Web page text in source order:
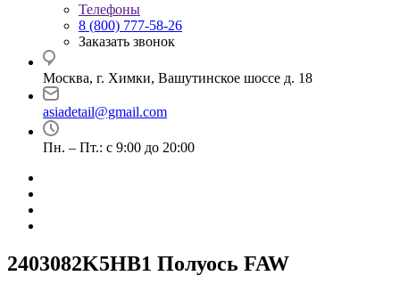
Телефоны
8 (800) 777-58-26
Заказать звонок
Москва, г. Химки, Вашутинское шоссе д. 18
asiadetail@gmail.com
Пн. – Пт.: с 9:00 до 20:00
2403082K5HB1 Полуось FAW